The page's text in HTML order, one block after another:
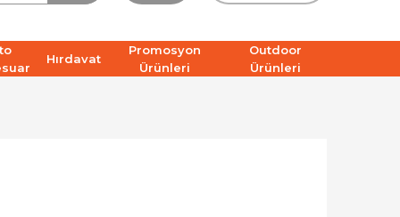
Hırdavat
Promosyon
Ürünleri
Outdoor
Ürünleri